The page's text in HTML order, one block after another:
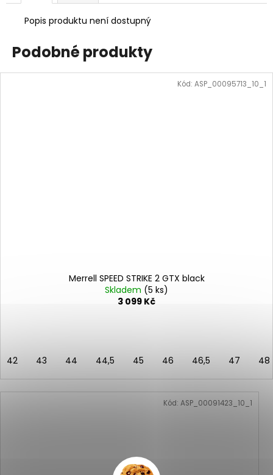
Popis produktu není dostupný
Podobné produkty
Merrell SPEED STRIKE 2 GTX black
Skladem (5 ks)
3 099 Kč
42 43 44 44,5 45 46 46,5 47 48
Kód: ASP_00095713_10_1
Kód: ASP_00091423_10_1